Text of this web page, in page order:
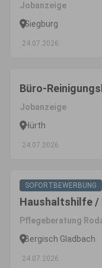
Jobanzeige
Siegburg
24.07.2026
Büro-
Jobanzeige
Hürth
24.07.2026
SOFORTBEWERBUNG
Haushaltshilfe
Pflegeberatung
Bergisch Gladbach
24.07.2026